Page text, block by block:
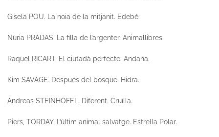
Gisela POU. La noia de la mitjanit. Edebé.
Núria PRADAS. La filla de l’argenter. Animallibres.
Raquel RICART. El ciutadà perfecte. Andana.
Kim SAVAGE. Después del bosque. Hidra.
Andreas STEINHÖFEL. Diferent. Cruïlla.
Piers, TORDAY. L’últim animal salvatge. Estrella Polar.